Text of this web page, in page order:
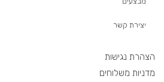
יצירת קשר
הצהרת נגישות
מדניות משלוחים